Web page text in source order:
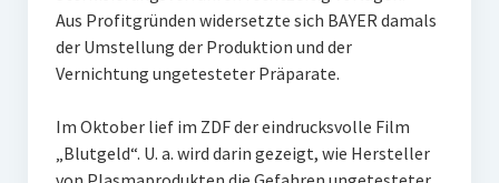
Aus Profitgründen widersetzte sich BAYER damals
der Umstellung der Produktion und der
Vernichtung ungetesteter Präparate.
Im Oktober lief im ZDF der eindrucksvolle Film
„Blutgeld“. U. a. wird darin gezeigt, wie Hersteller